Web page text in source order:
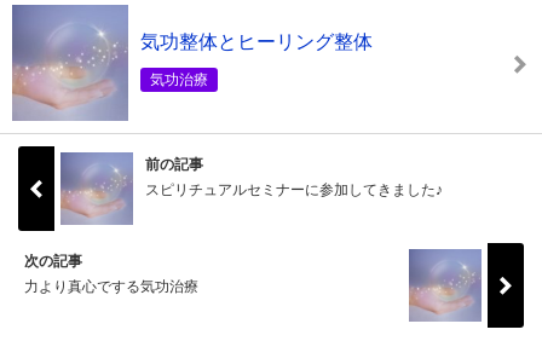
気功整体とヒーリング整体
気功治療
前の記事
スピリチュアルセミナーに参加してきました♪
次の記事
力より真心でする気功治療